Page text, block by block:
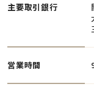
主要取引銀行
営業時間